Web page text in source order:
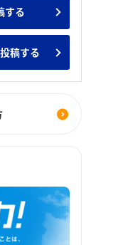
ンターン人気企業ランキ
する
稿する